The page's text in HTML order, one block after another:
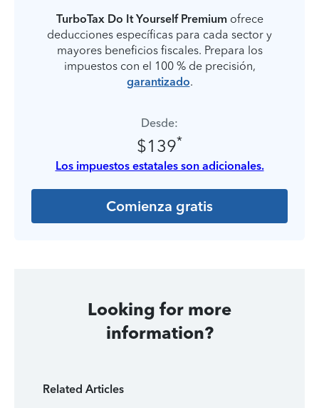
TurboTax Do It Yourself Premiumofrece
deducciones específicas para cada sector y
mayores beneficios fiscales. Prepara los
impuestos con el 100 % de precisión,
garantizado.
Desde:
$139*
Los impuestos estatales son adicionales.
Comienza gratis
Looking for more
information?
Related Articles